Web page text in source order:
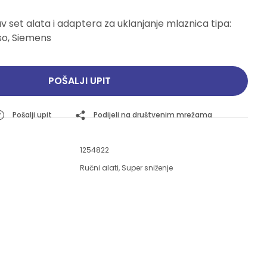
set alata i adaptera za uklanjanje mlaznica tipa:
Siemens
POŠALJI UPIT
Pošalji upit Podijeli na društvenim mrežama
1254822
Ručni alati, Super sniženje